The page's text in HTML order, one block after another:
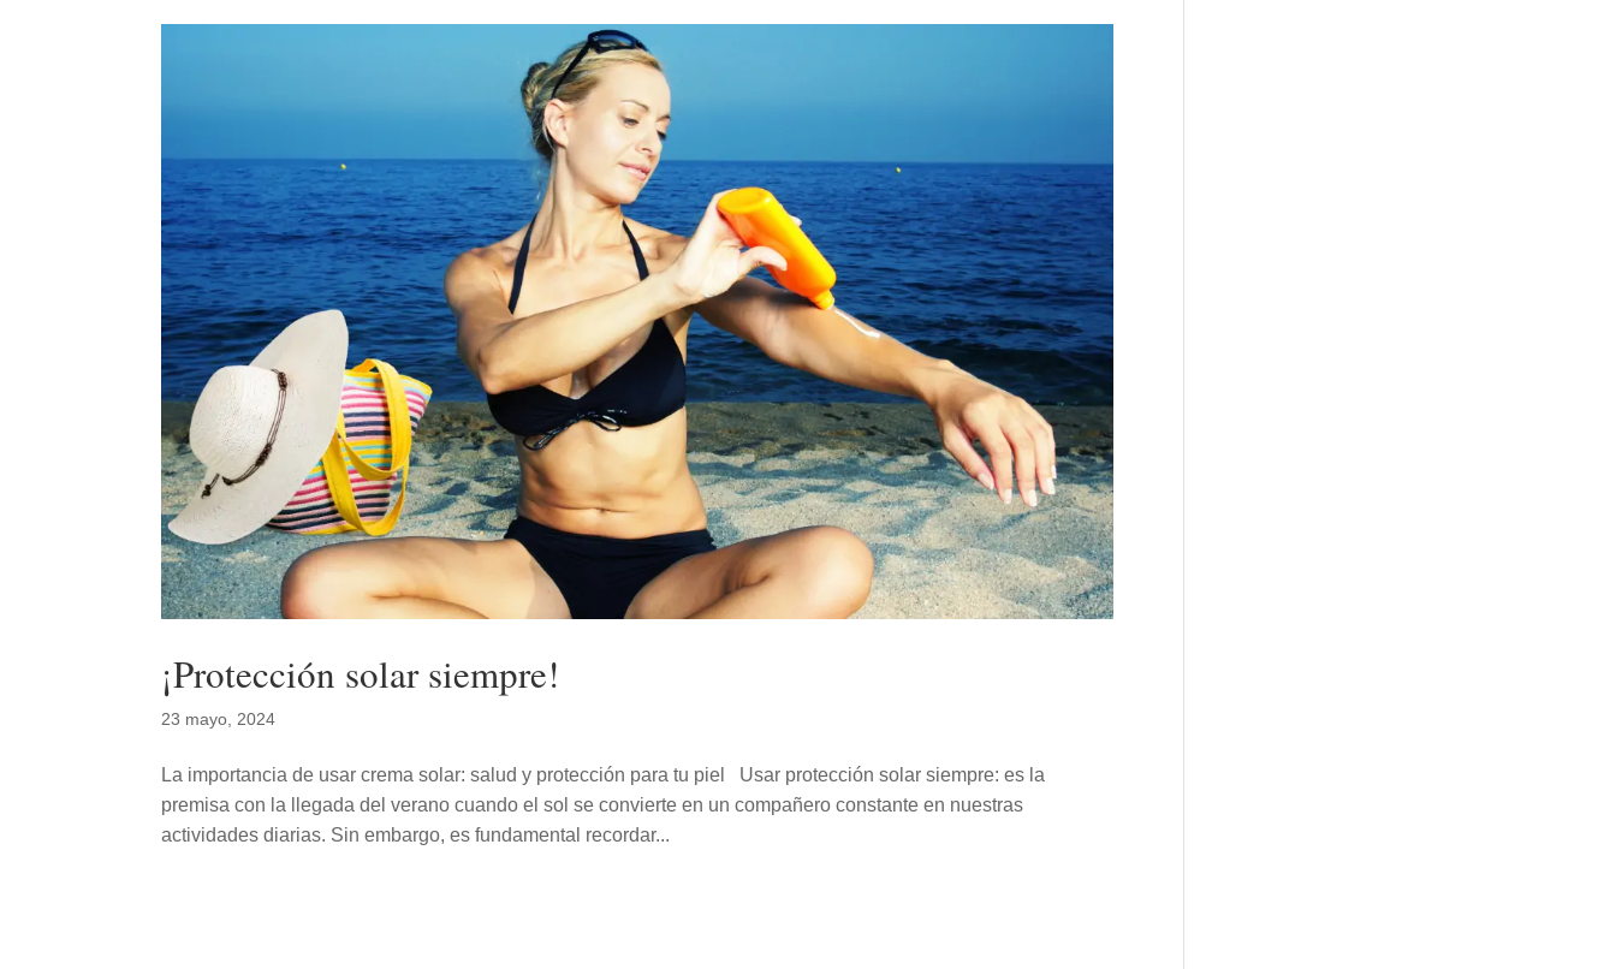
¡Protección solar siempre!
23 mayo, 2024
La importancia de usar crema solar: salud y protección para tu piel Usar protección solar siempre: es la
premisa con la llegada del verano cuando el sol se convierte en un compañero constante en nuestras
actividades diarias. Sin embargo, es fundamental recordar...